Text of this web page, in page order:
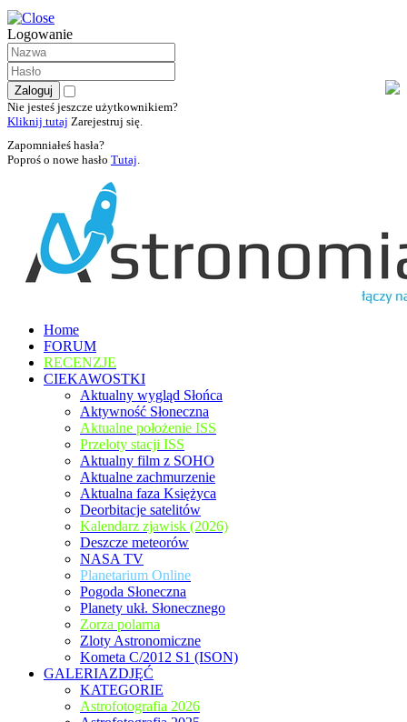
Logowanie
Nie jesteś jeszcze użytkownikiem?
Kliknij tutaj Zarejestruj się.
Zapomniałeś hasła?
Poproś o nowe hasło Tutaj.
Home
FORUM
RECENZJE
CIEKAWOSTKI
Aktualny wygląd Słońca
Aktywność Słoneczna
Aktualne położenie ISS
Przeloty stacji ISS
Aktualny film z SOHO
Aktualne zachmurzenie
Aktualna faza Księżyca
Deorbitacje satelitów
Kalendarz zjawisk (2026)
Deszcze meteorów
NASA TV
Planetarium Online
Pogoda Słoneczna
Planety ukł. Słonecznego
Zorza polarna
Zloty Astronomiczne
Kometa C/2012 S1 (ISON)
GALERIAZDJĘĆ
KATEGORIE
Astrofotografia 2026